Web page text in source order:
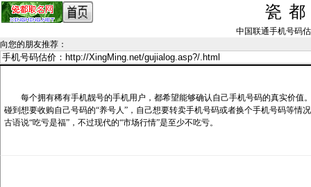
瓷
中国联通手机号码
向您的朋友推荐 ：
每个拥有稀有手机靓号的手机用户，都希望能够确认自己手机号码的真实价值
碰到想要收购自己号码的“养号人”，自己想要转卖手机号码或者换个手机号码等情
古语说“吃亏是福”，不过现代的“市场行情”是至少不吃亏。